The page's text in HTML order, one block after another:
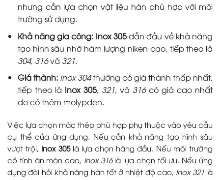
nhưng cần lựa chọn vật liệu hàn phù hợp với môi
trường sử dụng.
Khả năng gia công: Inox 305dẫn đầu về khả năng
tạo hình sâu nhờ hàm lượng niken cao, tiếp theo là
304, 316và 321.
Giá thành: Inox 304thường có giá thành thấp nhất,
tiếp theo là Inox 305, 321, và 316có giá cao nhất
do có thêm molypden.
Việc lựa chọn mác thép phù hợp phụ thuộc vào yêu cầu
cụ thể của ứng dụng. Nếu cần khả năng tạo hình sâu
vượt trội, Inox 305là lựa chọn hàng đầu. Nếu môi trường
có tính ăn mòn cao, Inox 316là lựa chọn tối ưu. Nếu ứng
dụng đòi hỏi khả năng hàn tốt ở nhiệt độ cao, Inox 321là